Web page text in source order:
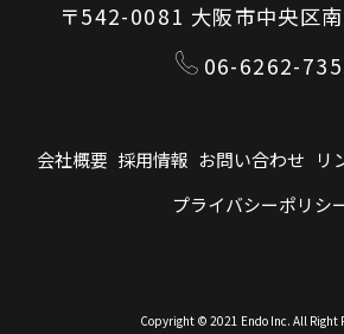
会社概要 採用情報 お問い合わせ リ
プライバシーポリシ
〒542-0081 大阪市中央区
06-6262-
Copyright © 2021 Endo Inc. All Right